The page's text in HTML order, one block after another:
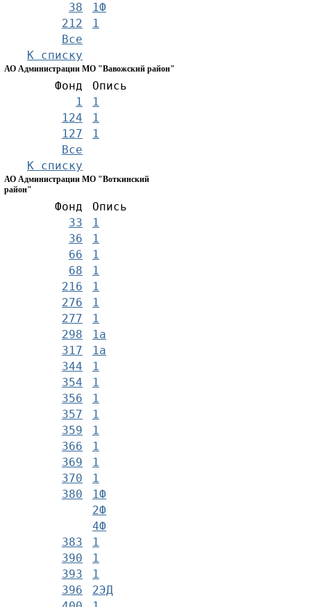
38
1Ф
212
1
Все
К списку
АО Администрации МО "Вавожский район"
Фонд
Опись
1
1
124
1
127
1
Все
К списку
АО Администрации МО "Воткинский
район"
Фонд
Опись
33
1
36
1
66
1
68
1
216
1
276
1
277
1
298
1а
317
1а
344
1
354
1
356
1
357
1
359
1
366
1
369
1
370
1
380
1Ф
2Ф
4Ф
383
1
390
1
393
1
396
2ЭД